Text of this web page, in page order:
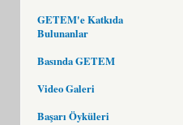
GETEM'e Katkıda
Bulunanlar
Basında GETEM
Video Galeri
Başarı Öyküleri